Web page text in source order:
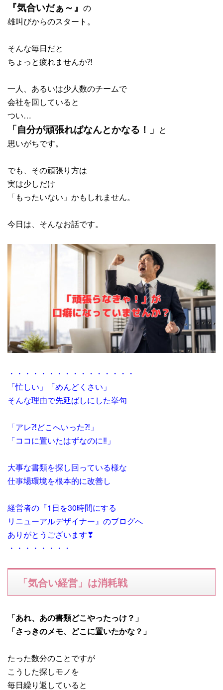
『気合いだぁ～』 の
雄叫びからのスタート。
そんな毎日だと
ちょっと疲れませんか⁈
一人、あるいは少人数のチームで
会社を回していると
つい…
「自分が頑張ればなんとかなる！」 と
思いがちです。
でも、その頑張り方は
実は少しだけ
「もったいない」かもしれません。
今日は、そんなお話です。
・・・・・・・・・・・・・・・・
「忙しい」「めんどくさい」
そんな理由で先延ばしにした挙句
「アレ⁈どこへいった⁈」
「ココに置いたはずなのに‼」
大事な書類を探し回っている様な
仕事場環境を根本的に改善し
経営者の『1日を30時間にする
リニューアルデザイナー』のブログへ
ありがとうございます❣
・・・・・・・・
「気合い経営」は消耗戦
「あれ、あの書類どこやったっけ？」
「さっきのメモ、どこに置いたかな？」
たった数分のことですが
こうした探しモノを
毎日繰り返していると